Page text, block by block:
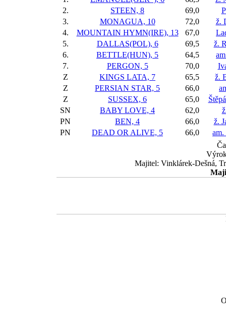
2.
STEEN, 8 69,0
3.
MONAGUA, 10 72,0
ž.
4.
MOUNTAIN HYMN(IRE), 13 67,0
5.
DALLAS(POL), 6 69,5
ž.
6.
BETTLE(HUN), 5 64,5
7.
PERGON, 5 70,0
Z
KINGS LATA, 7 65,5
ž.
Z
PERSIAN STAR, 5 66,0
Z
SUSSEX, 6 65,0
SN
BABY LOVE, 4 62,0
PN
BEN, 4 66,0
ž.
PN
DEAD OR ALIVE, 5 66,0
Majitel: Vinklárek-Dešná,